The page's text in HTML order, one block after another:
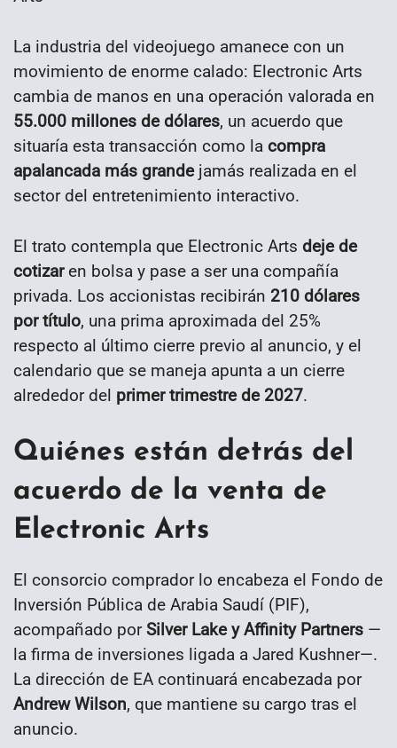
La industria del videojuego amanece con un
movimiento de enorme calado: Electronic Arts
cambia de manos en una operación valorada en
55.000 millones de dólares, un acuerdo que
situaría esta transacción como la compra
apalancada más grandejamás realizada en el
sector del entretenimiento interactivo.
El trato contempla que Electronic Arts deje de
cotizaren bolsa y pase a ser una compañía
privada. Los accionistas recibirán 210 dólares
por título, una prima aproximada del 25%
respecto al último cierre previo al anuncio, y el
calendario que se maneja apunta a un cierre
alrededor del primer trimestre de 2027.
Quiénes están detrás del
acuerdo de la venta de
Electronic Arts
El consorcio comprador lo encabeza el Fondo de
Inversión Pública de Arabia Saudí (PIF),
acompañado porSilver Lake y Affinity Partners —
la firma de inversiones ligada a Jared Kushner—.
La dirección de EA continuará encabezada por
Andrew Wilson, que mantiene su cargo tras el
anuncio.